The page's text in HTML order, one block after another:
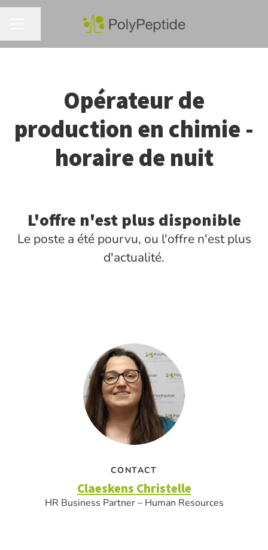
Partager la page
Opérateur de
production en chimie -
horaire de nuit
L'offre n'est plus disponible
Le poste a été pourvu, ou l'offre n'est plus
d'actualité.
CONTACT
Claeskens Christelle
HR Business Partner – Human Resources